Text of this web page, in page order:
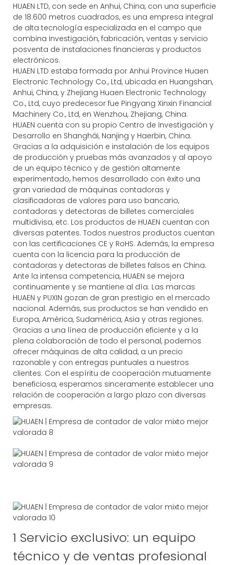
HUAEN LTD, con sede en Anhui, China, con una superficie
de 18.600 metros cuadrados, es una empresa integral
de alta tecnología especializada en el campo que
combina investigación, fabricación, ventas y servicio
posventa de instalaciones financieras y productos
electrónicos.
HUAEN LTD estaba formada por Anhui Province Huaen
Electronic Technology Co., Ltd, ubicada en Huangshan,
Anhui, China, y Zhejiang Huaen Electronic Technology
Co., Ltd, cuyo predecesor fue Pingyang Xinxin Financial
Machinery Co., Ltd, en Wenzhou, Zhejiang, China.
HUAEN cuenta con su propio Centro de Investigación y
Desarrollo en Shanghái, Nanjing y Haerbin, China.
Gracias a la adquisición e instalación de los equipos
de producción y pruebas más avanzados y al apoyo
de un equipo técnico y de gestión altamente
experimentado, hemos desarrollado con éxito una
gran variedad de máquinas contadoras y
clasificadoras de valores para uso bancario,
contadoras y detectoras de billetes comerciales
multidivisa, etc. Los productos de HUAEN cuentan con
diversas patentes. Todos nuestros productos cuentan
con las certificaciones CE y RoHS. Además, la empresa
cuenta con la licencia para la producción de
contadoras y detectoras de billetes falsos en China.
Ante la intensa competencia, HUAEN se mejora
continuamente y se mantiene al día. Las marcas
HUAEN y PUXIN gozan de gran prestigio en el mercado
nacional. Además, sus productos se han vendido en
Europa, América, Sudamérica, Asia y otras regiones.
Gracias a una línea de producción eficiente y a la
plena colaboración de todo el personal, podemos
ofrecer máquinas de alta calidad, a un precio
razonable y con entregas puntuales a nuestros
clientes. Con el espíritu de cooperación mutuamente
beneficiosa, esperamos sinceramente establecer una
relación de cooperación a largo plazo con diversas
empresas.
1 Servicio exclusivo: un equipo
técnico y de ventas profesional